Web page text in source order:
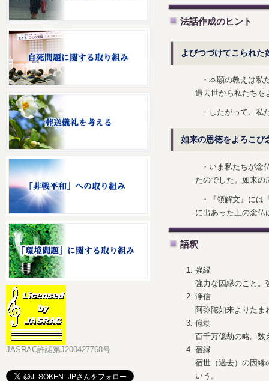
JASRAC許諾第J200427768号
法話作成のヒント
よびつづけてこられた
・本願の教えは私
過去世から私たちを
・したがって、私
如来の恩徳をよろこび
・いま私たちが念
たのでした。如来の
・『領解文』には
に出あった上の念仏
語釈
強縁
強力な因縁のこと。
浄信
阿弥陀如来よりたま
億劫
百千万億劫の略。数
宿縁
宿世（過去）の因縁
いう。